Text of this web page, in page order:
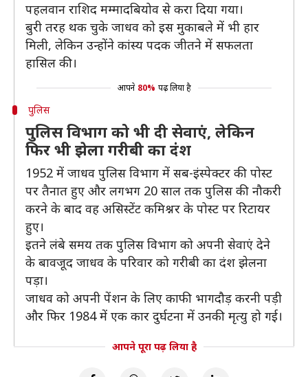
पहलवान राशिद मम्मादबियोव से करा दिया गया।
बुरी तरह थक चुके जाधव को इस मुकाबले में भी हार
मिली, लेकिन उन्होंने कांस्य पदक जीतने में सफलता
हासिल की।
आपने 80% पढ़ लिया है
पुलिस
पुलिस विभाग को भी दी सेवाएं, लेकिन
फिर भी झेला गरीबी का दंश
1952 में जाधव पुलिस विभाग में सब-इंस्पेक्टर की पोस्ट
पर तैनात हुए और लगभग 20 साल तक पुलिस की नौकरी
करने के बाद वह असिस्टेंट कमिश्नर के पोस्ट पर रिटायर
हुए।
इतने लंबे समय तक पुलिस विभाग को अपनी सेवाएं देने
के बावजूद जाधव के परिवार को गरीबी का दंश झेलना
पड़ा।
जाधव को अपनी पेंशन के लिए काफी भागदौड़ करनी पड़ी
और फिर 1984 में एक कार दुर्घटना में उनकी मृत्यु हो गई।
आपने पूरा पढ़ लिया है